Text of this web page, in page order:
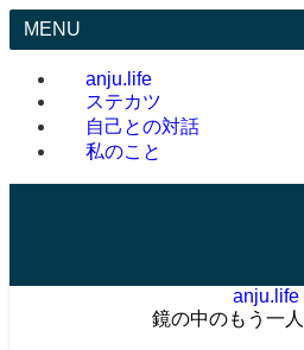
MENU
anju.life
ステカツ
自己との対話
私のこと
anju.life
鏡の中のもう一